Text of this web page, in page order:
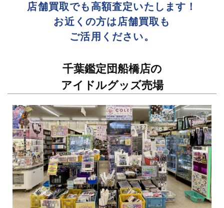
店舗買取でも高額査定いたします！
お近くの方は店舗買取も
ご活用ください。
千葉鑑定団船橋店の
アイドルグッズ売場